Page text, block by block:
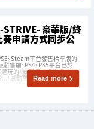
-STRIVE- 豪華版/終
賽申請方式同步公
、Steam平台發售標準版的
發售前，PS4、PS5平台已於
的「豪華版」「終極版」！ 經
！感動萬分！ 配合發售公開了
Read more